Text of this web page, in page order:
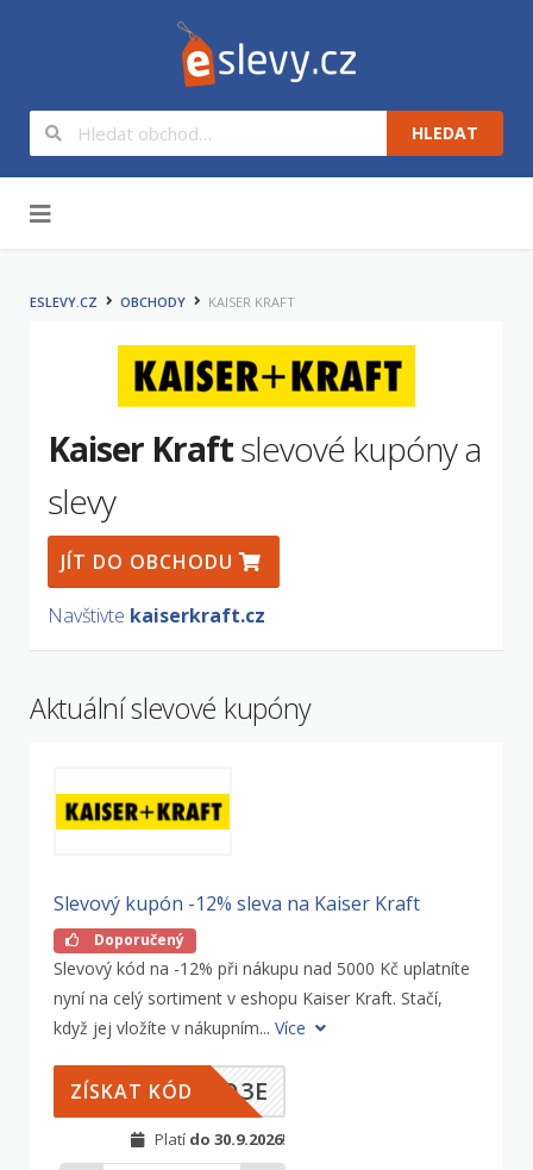
HLEDAT
ESLEVY.CZ OBCHODY KAISER KRAFT
Kaiser Kraftslevové kupóny a
slevy
JÍT DO OBCHODU
Navštivte kaiserkraft.cz
Aktuální slevové kupóny
Slevový kupón -12% sleva na Kaiser Kraft
Doporučený
Slevový kód na -12% při nákupu nad 5000 Kč uplatníte
nyní na celý sortiment v eshopu Kaiser Kraft. Stačí,
když jej vložíte v nákupním... Více
ZQ3E
ZÍSKAT KÓD
Platí do 30.9.2026!